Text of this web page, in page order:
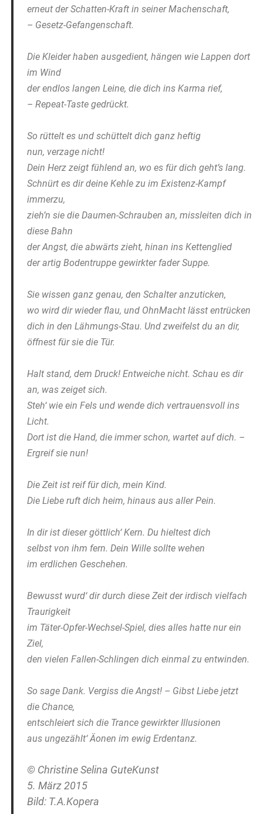
erneut der Schatten-Kraft in seiner Machenschaft,
– Gesetz-Gefangenschaft.
Die Kleider haben ausgedient, hängen wie Lappen dort
im Wind
der endlos langen Leine, die dich ins Karma rief,
– Repeat-Taste gedrückt.
So rüttelt es und schüttelt dich ganz heftig
nun, verzage nicht!
Dein Herz zeigt fühlend an, wo es für dich geht’s lang.
Schnürt es dir deine Kehle zu im Existenz-Kampf
immerzu,
zieh’n sie die Daumen-Schrauben an, missleiten dich in
diese Bahn
der Angst, die abwärts zieht, hinan ins Kettenglied
der artig Bodentruppe gewirkter fader Suppe.
Sie wissen ganz genau, den Schalter anzuticken,
wo wird dir wieder flau, und OhnMacht lässt entrücken
dich in den Lähmungs-Stau. Und zweifelst du an dir,
öffnest für sie die Tür.
Halt stand, dem Druck! Entweiche nicht. Schau es dir
an, was zeiget sich.
Steh‘ wie ein Fels und wende dich vertrauensvoll ins
Licht.
Dort ist die Hand, die immer schon, wartet auf dich. –
Ergreif sie nun!
Die Zeit ist reif für dich, mein Kind.
Die Liebe ruft dich heim, hinaus aus aller Pein.
In dir ist dieser göttlich‘ Kern. Du hieltest dich
selbst von ihm fern. Dein Wille sollte wehen
im erdlichen Geschehen.
Bewusst wurd‘ dir durch diese Zeit der irdisch vielfach
Traurigkeit
im Täter-Opfer-Wechsel-Spiel, dies alles hatte nur ein
Ziel,
den vielen Fallen-Schlingen dich einmal zu entwinden.
So sage Dank. Vergiss die Angst! – Gibst Liebe jetzt
die Chance,
entschleiert sich die Trance gewirkter Illusionen
aus ungezählt‘ Äonen im ewig Erdentanz.
© Christine Selina GuteKunst
5. März 2015
Bild: T.A.Kopera